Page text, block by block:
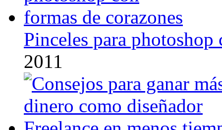
Pinceles para photoshop
2011